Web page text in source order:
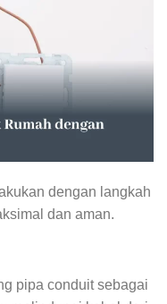
dengan langkah
dan aman.
pipa conduit sebagai